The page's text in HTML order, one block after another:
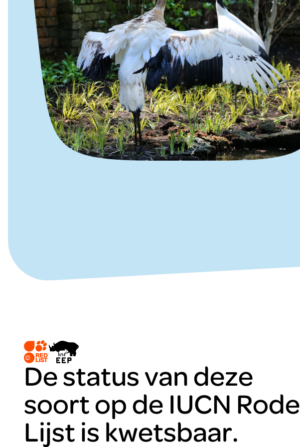
De status van deze
soort op de IUCN Rode
Lijst is kwetsbaar.